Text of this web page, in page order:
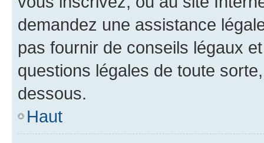
demandez une assistance
pas fournir de conseils légaux
questions légales de toute
dessous.
Haut